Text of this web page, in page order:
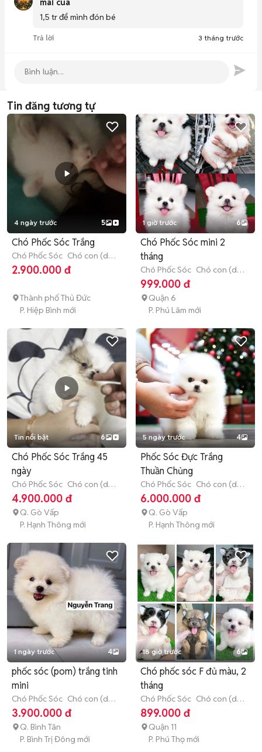
mai cua
1,5 tr để mình đón bé
Trả lời 3 tháng trước
Tin đăng tương tự
4 ngày trước 5
Chó Phốc Sóc Trắng
Chó Phốc Sóc Chó con (dưới
3 tháng tuổi)
2.900.000 đ
Thành phố Thủ Đức
P. Hiệp Bình mới
1 giờ trước 6
Chó Phốc Sóc mini 2
tháng
Chó Phốc Sóc Chó con (dưới
3 tháng tuổi)
999.000 đ
Quận 6
P. Phú Lâm mới
Tin nổi bật 6
Chó Phốc Sóc Trắng 45
ngày
Chó Phốc Sóc Chó con (dưới
3 tháng tuổi)
4.900.000 đ
Q. Gò Vấp
P. Hạnh Thông mới
5 ngày trước 4
Phốc Sóc Đực Trắng
Thuần Chủng
Chó Phốc Sóc Chó con (dưới
3 tháng tuổi)
6.000.000 đ
Q. Gò Vấp
P. Hạnh Thông mới
1 ngày trước 4
phốc sóc (pom) trắng tinh
mini
Chó Phốc Sóc Chó con (dưới
3 tháng tuổi)
3.900.000 đ
Q. Bình Tân
P. Bình Trị Đông mới
18 giờ trước 6
Chó phốc sóc F đủ màu, 2
tháng
Chó Phốc Sóc Chó con (dưới
3 tháng tuổi)
899.000 đ
Quận 11
P. Phú Thọ mới